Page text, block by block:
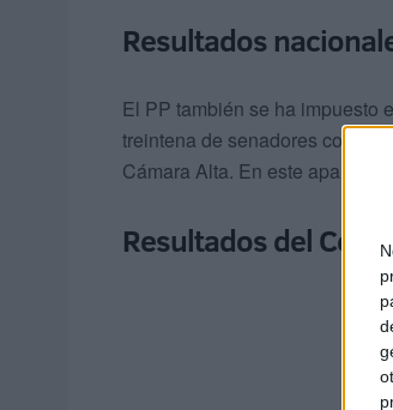
Resultados
El PP también se ha impuesto
treintena de senadores contra
Cámara Alta. En este
Resultados del